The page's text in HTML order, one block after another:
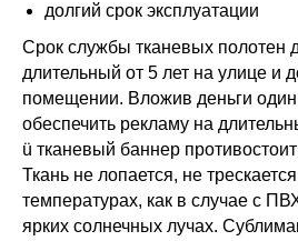
долгий срок эксплуатации
Срок службы тканевых полотен
длительный от 5 лет на улице и
помещении. Вложив деньги
обеспечить рекламу на
ü тканевый баннер
Ткань не лопается, не
температурах, как в случае с
ярких солнечных лучах.